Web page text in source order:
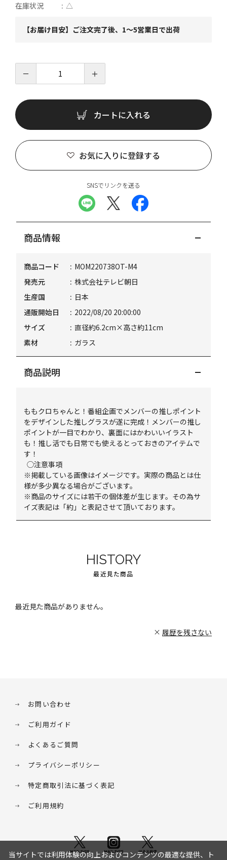
在庫状況 △
【お届け目安】ご注文完了後、1～5営業日で出荷
－ ＋
カートに入れる
お気に入りに登録する
SNSでリンクを送る
商品情報
商品コード
MOM220738OT-M4
発売元
株式会社テレビ朝日
生産国
日本
通販開始日
2022/08/20 20:00:00
サイズ
直径約6.2cm×高さ約11cm
素材
ガラス
商品説明
ももクロちゃんと！番組企画でメンバーの推しポイント
をデザインした推しグラスが遂に完成！メンバーの推し
ポイントが一目でわかり、裏面にはかわいいイラスト
も！推し活でも日常でも使えるとっておきのアイテムで
す！
◯注意事項
※掲載している画像はイメージです。実際の商品とは仕
様が多少異なる場合がございます。
※商品のサイズには若干の個体差が生じます。その為サ
イズ表記は「約」と表記させて頂いております。
HISTORY
最近見た商品
最近見た商品がありません。
履歴を残さない
お問い合わせ
ご利用ガイド
よくあるご質問
プライバシーポリシー
特定商取引法に基づく表記
ご利用規約
当サイトでは利用体験の向上およびコンテンツの最適な提供、ト